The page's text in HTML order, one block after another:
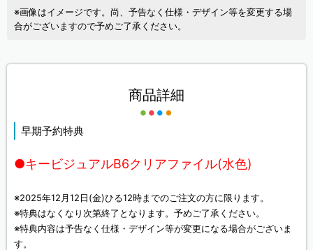
※画像はイメージです。尚、予告なく仕様・デザイン等を変更する場
合がございますので予めご了承ください。
商品詳細
早期予約特典
●キービジュアルB6クリアファイル(水色)
※2025年12月12日(金)ひる12時までのご注文の方に限ります。
※特典はなくなり次第終了となります。予めご了承ください。
※特典内容は予告なく仕様・デザイン等が変更になる場合がございま
す。